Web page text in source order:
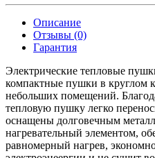
Описание
Отзывы (0)
Гарантия
Электрические тепловые
компактные пушки в круглом
небольших помещений.
тепловую пушку легко
оснащены долговечным
нагревательный элементом,
равномерный нагрев,